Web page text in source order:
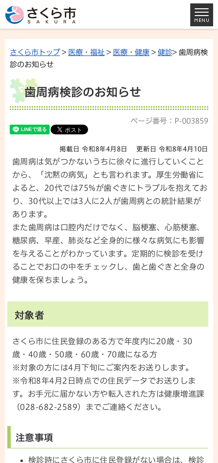
さくら市トップ> 医療・福祉 > 医療・健康 > 健診> 歯周病検
診のお知らせ
歯周病検診のお知らせ
ページ番号：P-003859
掲載日 令和8年4月8日 更新日 令和8年4月10日
歯周病は気がつかないうちに徐々に進行していくこと
から、「沈黙の病気」とも言われます。厚生労働省に
よると、20代では75%が歯ぐきにトラブルを抱えてお
り、30代以上では3人に2人が歯周病との統計結果が
あります。
また歯周病は口腔内だけでなく、脳梗塞、心筋梗塞、
糖尿病、早産、肺炎など全身的に様々な病気にも影響
を与えることがわかっています。定期的に検診を受け
ることでお口の中をチェックし、歯と歯ぐきと全身の
健康を保ちましょう。
対象者
さくら市に住民登録のある方で年度内に20歳・30
歳・40歳・50歳・60歳・70歳になる方
※対象の方には4月下旬にご案内をお送りします。
※令和8年4月2日時点での住民データでお送りしま
す。お手元に届かない方や転入された方は健康増進課
（028-682-2589）までご連絡ください。
注意事項
検診時にさくら市に住民登録がない場合は、検診